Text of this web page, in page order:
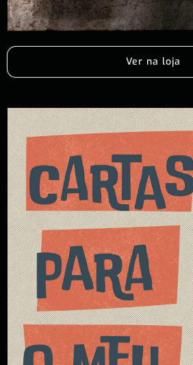
Ver na loja